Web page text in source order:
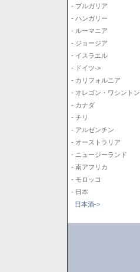
- ブルガリア
- ハンガリー
- ルーマニア
- ジョージア
- イスラエル
- ドイツ->
- カリフォルニア
- オレゴン・ワシントン
- カナダ
- チリ
- アルゼンチン
- オーストラリア
- ニュージーランド
- 南アフリカ
- モロッコ
- 日本
日本酒->